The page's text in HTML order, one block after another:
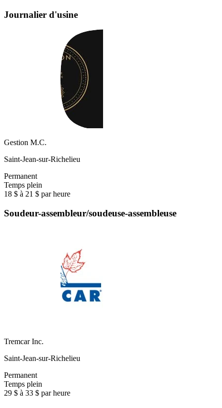
Journalier d'usine
Gestion M.C.
Saint-Jean-sur-Richelieu
Permanent
Temps plein
18 $ à 21 $ par heure
Soudeur-assembleur/soudeuse-assembleuse
Tremcar Inc.
Saint-Jean-sur-Richelieu
Permanent
Temps plein
29 $ à 33 $ par heure